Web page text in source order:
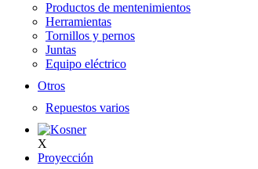
Productos de mentenimientos
Herramientas
Tornillos y pernos
Juntas
Equipo eléctrico
Otros
Repuestos varios
X
Proyección